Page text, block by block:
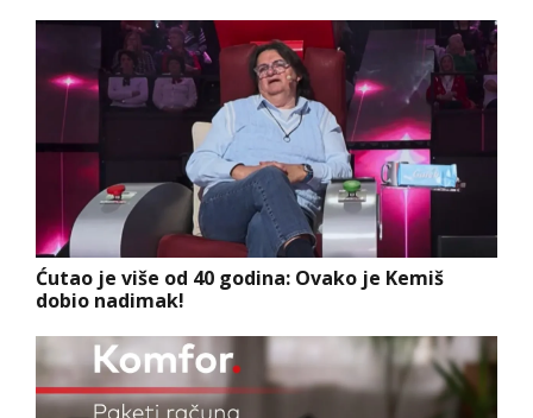
Ćutao je više od 40 godina: Ovako je Kemiš
dobio nadimak!